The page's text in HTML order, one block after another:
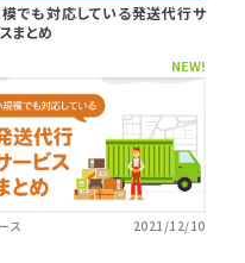
でも対応している発送代行サ
まとめ
NEW!
ス 2021/12/10